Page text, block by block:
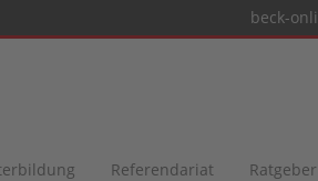
beck-
Referendariat Ratgeber